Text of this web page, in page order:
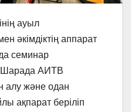
ауыл
әкімдіктің аппарат
семинар
Шарада АИТВ
алу және одан
ақпарат беріліп